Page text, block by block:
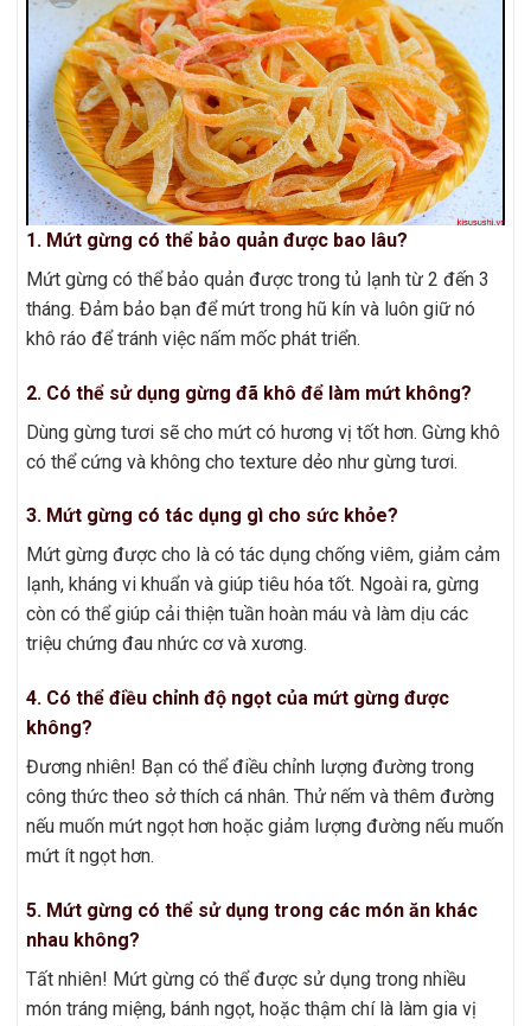
1. Mứt gừng có thể bảo quản được bao lâu?
Mứt gừng có thể bảo quản được trong tủ lạnh từ 2 đến 3
tháng. Đảm bảo bạn để mứt trong hũ kín và luôn giữ nó
khô ráo để tránh việc nấm mốc phát triển.
2. Có thể sử dụng gừng đã khô để làm mứt không?
Dùng gừng tươi sẽ cho mứt có hương vị tốt hơn. Gừng khô
có thể cứng và không cho texture dẻo như gừng tươi.
3. Mứt gừng có tác dụng gì cho sức khỏe?
Mứt gừng được cho là có tác dụng chống viêm, giảm cảm
lạnh, kháng vi khuẩn và giúp tiêu hóa tốt. Ngoài ra, gừng
còn có thể giúp cải thiện tuần hoàn máu và làm dịu các
triệu chứng đau nhức cơ và xương.
4. Có thể điều chỉnh độ ngọt của mứt gừng được
không?
Đương nhiên! Bạn có thể điều chỉnh lượng đường trong
công thức theo sở thích cá nhân. Thử nếm và thêm đường
nếu muốn mứt ngọt hơn hoặc giảm lượng đường nếu muốn
mứt ít ngọt hơn.
5. Mứt gừng có thể sử dụng trong các món ăn khác
nhau không?
Tất nhiên! Mứt gừng có thể được sử dụng trong nhiều
món tráng miệng, bánh ngọt, hoặc thậm chí là làm gia vị